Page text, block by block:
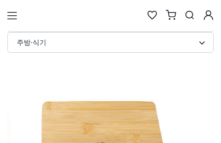
플레이팅 도마 커스텀 제작 · 주방
검색
인기검색어
텀블러
new
코스터
new
6 에코백류
7 안경
주방·식기